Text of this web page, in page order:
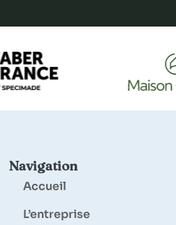
Navigation
Accueil
L’entreprise